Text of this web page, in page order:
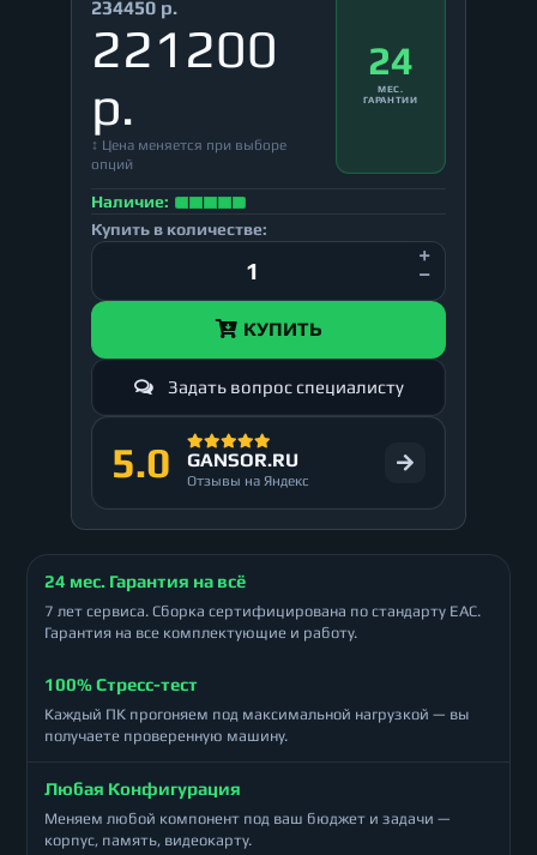
234450 р.
221200
р.
↕ Цена меняется при выборе
опций
24
МЕС.
ГАРАНТИИ
Наличие:
Купить в количестве:
КУПИТЬ
Задать вопрос специалисту
5.0 GANSOR.RU
Отзывы на Яндекс
24 мес. Гарантия на всё
7 лет сервиса. Сборка сертифицирована по стандарту ЕАС.
Гарантия на все комплектующие и работу.
100% Стресс-тест
Каждый ПК прогоняем под максимальной нагрузкой — вы
получаете проверенную машину.
Любая Конфигурация
Меняем любой компонент под ваш бюджет и задачи —
корпус, память, видеокарту.